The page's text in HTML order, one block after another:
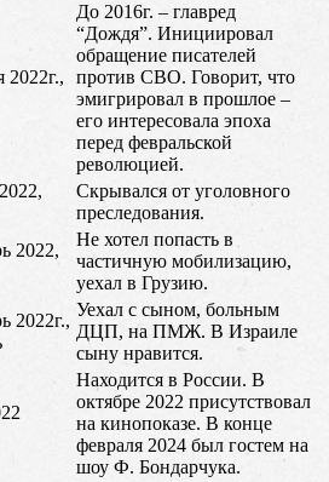
2022г.,
До 2016г. – главред
“Дождя”. Инициировал
обращение писателей
против СВО. Говорит, что
эмигрировал в прошлое –
его интересовала эпоха
перед февральской
революцией.
Скрывался от уголовного
преследования.
2022,
Не хотел попасть в
частичную мобилизацию,
уехал в Грузию.
2022г.,
Уехал с сыном, больным
ДЦП, на ПМЖ. В Израиле
сыну нравится.
Находится в России. В
октябре 2022 присутствовал
на кинопоказе. В конце
февраля 2024 был гостем на
шоу Ф. Бондарчука.